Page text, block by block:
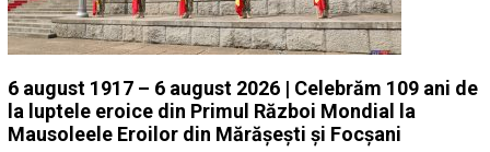
6 august 1917 – 6 august 2026 | Celebrăm 109 ani de
la luptele eroice din Primul Război Mondial la
Mausoleele Eroilor din Mărășești și Focșani